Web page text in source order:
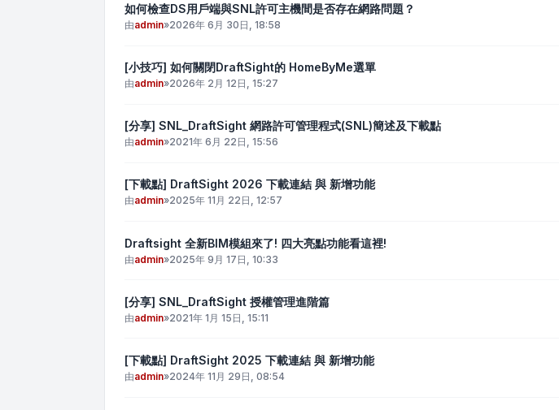
如何檢查DS用戶端與SNL許可主機間是否存在網路問題？
由admin»2026年 6月 30日, 18:58
[小技巧] 如何關閉DraftSight的 HomeByMe選單
由admin»2026年 2月 12日, 15:27
[分享] SNL_DraftSight 網路許可管理程式(SNL)簡述及下載點
由admin»2021年 6月 22日, 15:56
[下載點] DraftSight 2026 下載連結 與 新增功能
由admin»2025年 11月 22日, 12:57
Draftsight 全新BIM模組來了! 四大亮點功能看這裡!
由admin»2025年 9月 17日, 10:33
[分享] SNL_DraftSight 授權管理進階篇
由admin»2021年 1月 15日, 15:11
[下載點] DraftSight 2025 下載連結 與 新增功能
由admin»2024年 11月 29日, 08:54